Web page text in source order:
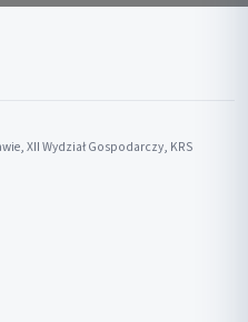
XII Wydział Gospodarczy, KRS